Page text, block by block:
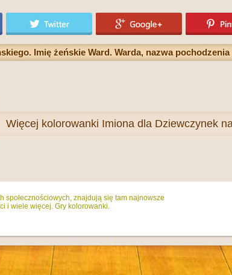
Imię żeńskie Ward. Warda, nazwa
Więcej kolorowanki Imiona dla Dziewczynek
społecznościowych, znajdują się tam najnowsze
i wiele więcej. Gry kolorowanki.